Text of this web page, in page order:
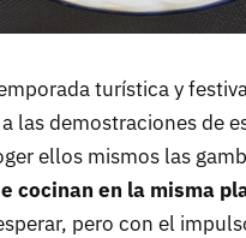
turística y
las demostraciones de
ellos mismos las
cocinan en la misma
pero con el